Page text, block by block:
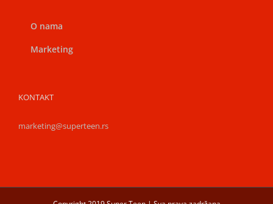
O nama
Marketing
KONTAKT
marketing@superteen.rs